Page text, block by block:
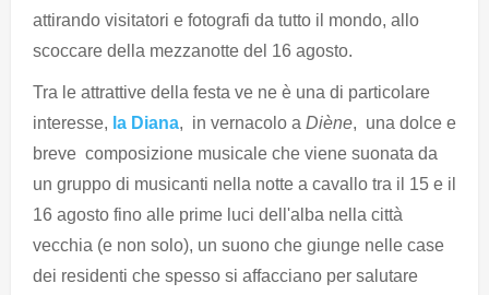
attirando visitatori e fotografi da tutto il mondo, allo
scoccare della mezzanotte del 16 agosto.
Tra le attrattive della festa ve ne è una di particolare
interesse, la Diana, in vernacolo a Diène, una dolce e
breve composizione musicale che viene suonata da
un gruppo di musicanti nella notte a cavallo tra il 15 e il
16 agosto fino alle prime luci dell'alba nella città
vecchia (e non solo), un suono che giunge nelle case
dei residenti che spesso si affacciano per salutare